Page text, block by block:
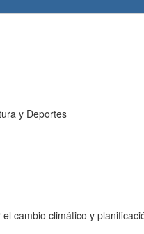
y Deportes
cambio climático y